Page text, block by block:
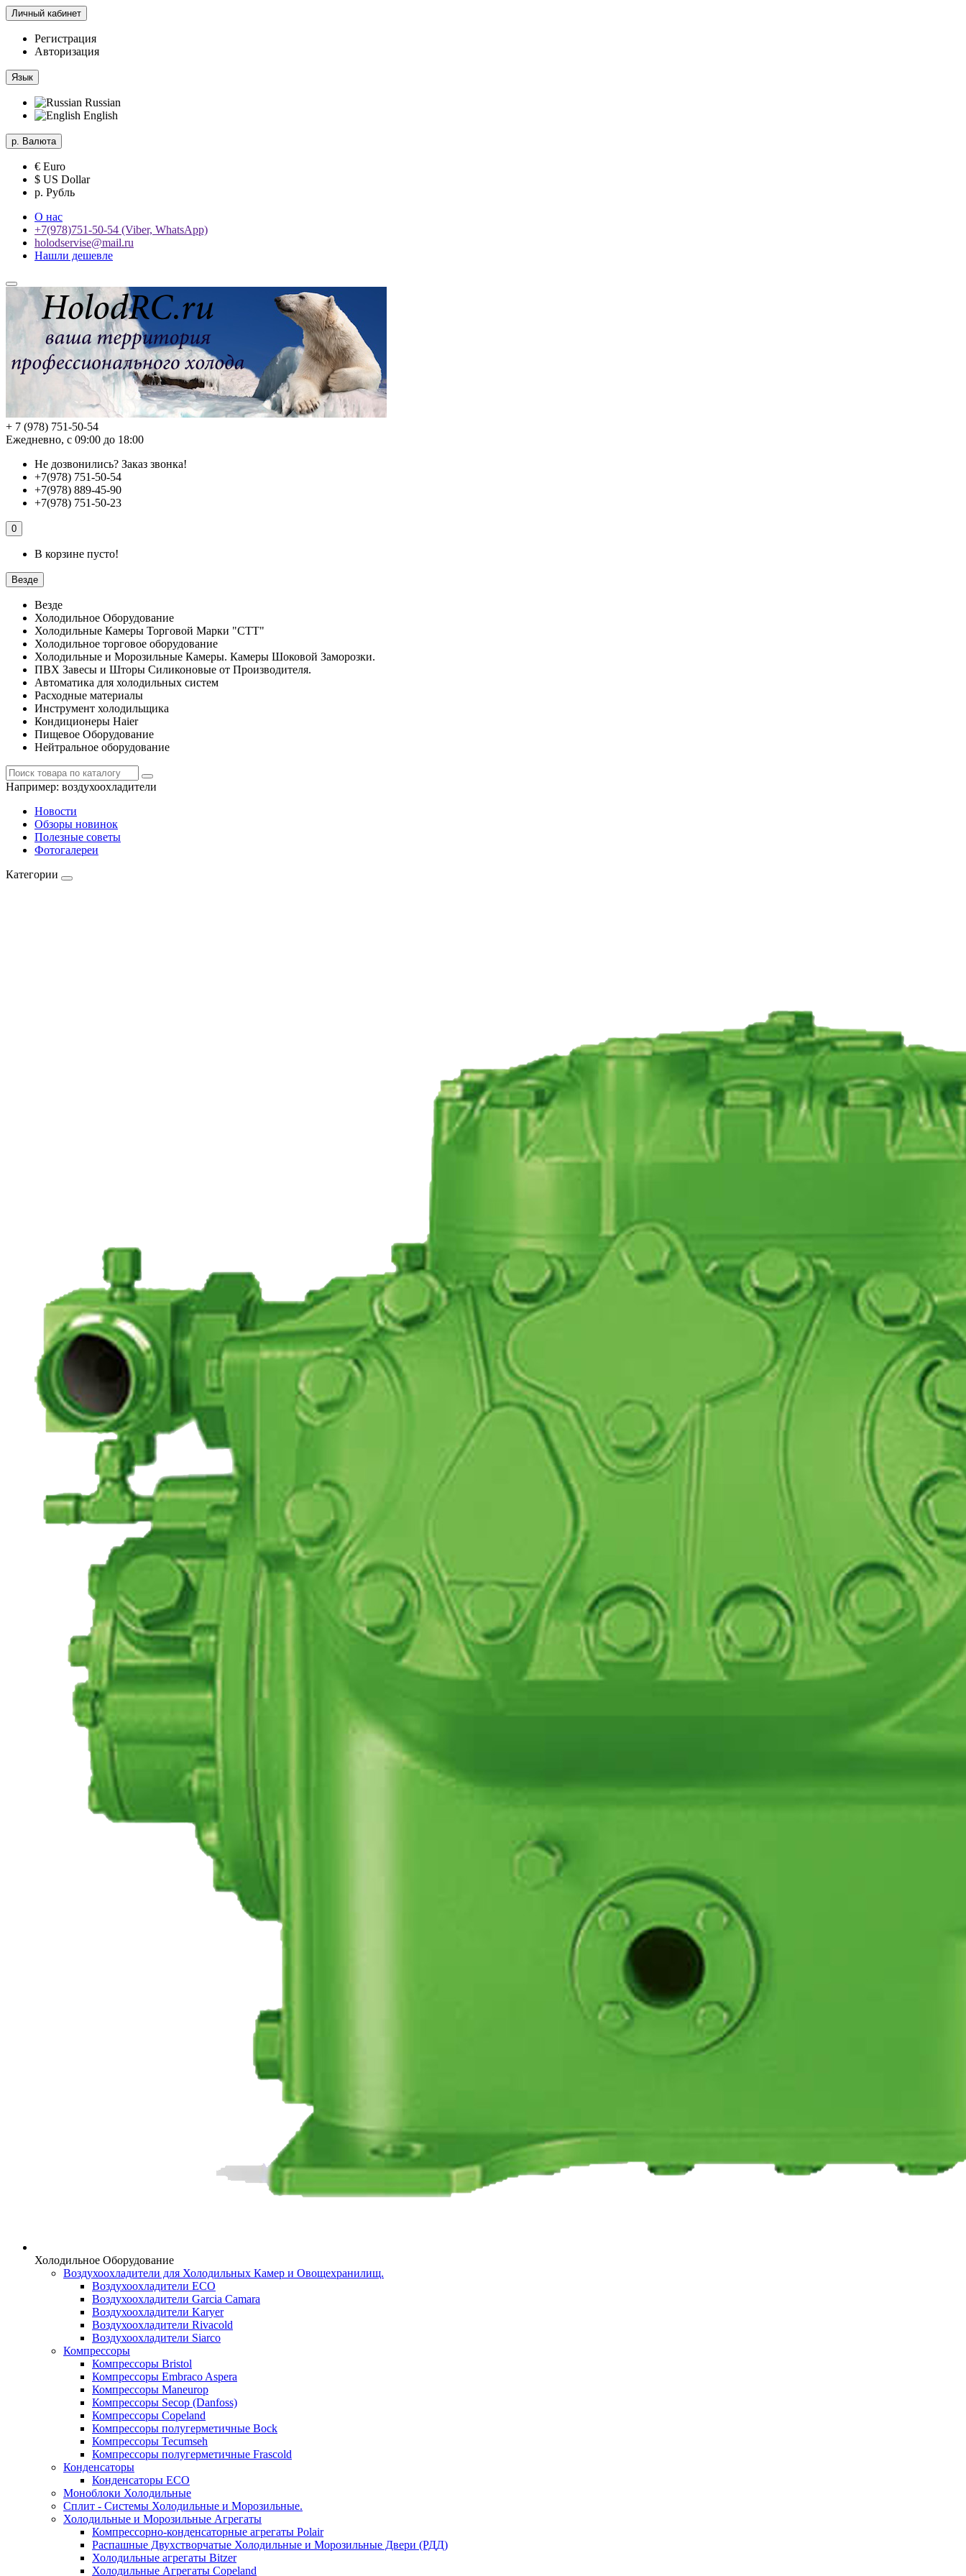
Личный кабинет
Регистрация
Авторизация
Язык
Russian
English
р. Валюта
€ Euro
$ US Dollar
р. Рубль
О нас
+7(978)751-50-54 (Viber, WhatsApp)
holodservise@mail.ru
Нашли дешевле
+ 7 (978) 751-50-54
Ежедневно, с 09:00 до 18:00
Не дозвонились? Заказ звонка!
+7(978) 751-50-54
+7(978) 889-45-90
+7(978) 751-50-23
0
В корзине пусто!
Везде
Везде
Холодильное Оборудование
Холодильные Камеры Торговой Марки "СТТ"
Холодильное торговое оборудование
Холодильные и Морозильные Камеры. Камеры Шоковой Заморозки.
ПВХ Завесы и Шторы Силиконовые от Производителя.
Автоматика для холодильных систем
Расходные материалы
Инструмент холодильщика
Кондиционеры Haier
Пищевое Оборудование
Нейтральное оборудование
Например: воздухоохладители
Новости
Обзоры новинок
Полезные советы
Фотогалереи
Категории
Холодильное Оборудование
Воздухоохладители для Холодильных Камер и Овощехранилищ.
Воздухоохладители ECO
Воздухоохладители Garcia Camara
Воздухоохладители Karyer
Воздухоохладители Rivacold
Воздухоохладители Siarco
Компрессоры
Компрессоры Bristol
Компрессоры Embraco Aspera
Компрессоры Maneurop
Компрессоры Secop (Danfoss)
Компрессоры Copeland
Компрессоры полугерметичные Bock
Компрессоры Tecumseh
Компрессоры полугерметичные Frascold
Конденсаторы
Конденсаторы ECO
Моноблоки Холодильные
Сплит - Системы Холодильные и Морозильные.
Холодильные и Морозильные Агрегаты
Компрессорно-конденсаторные агрегаты Polair
Распашные Двухстворчатые Холодильные и Морозильные Двери (РДД)
Холодильные агрегаты Bitzer
Холодильные Агрегаты Copeland